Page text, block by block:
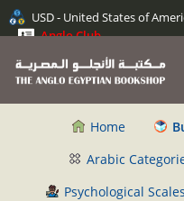
USD - United States of
Anglo Club
Home
Arabic
Psychological